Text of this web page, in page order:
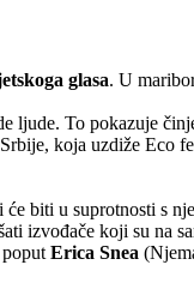
glasa. U
ljude. To pokazuje
koja uzdiže Eco
biti u suprotnosti s
izvođače koji su na
Erica Snea